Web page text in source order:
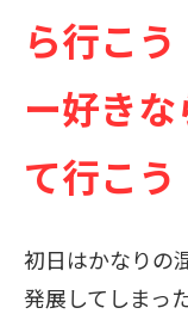
ら行こ
ー好き
て行こう
初日はかなりの
発展してしまっ